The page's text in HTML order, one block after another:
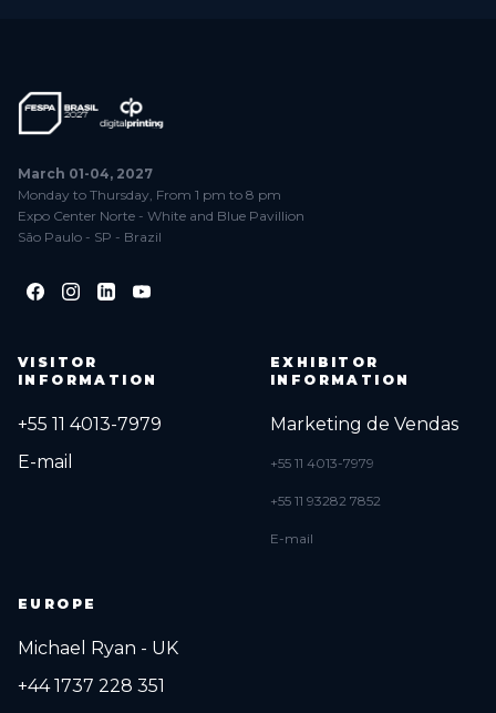
March 01-04, 2027
Monday to Thursday, From 1 pm to 8 pm
Expo Center Norte - White and Blue Pavillion
São Paulo - SP - Brazil
VISITOR
INFORMATION
+55 11 4013-7979
E-mail
EXHIBITOR
INFORMATION
Marketing de Vendas
+55 11 4013-7979
+55 11 93282 7852
E-mail
EUROPE
Michael Ryan - UK
+44 1737 228 351